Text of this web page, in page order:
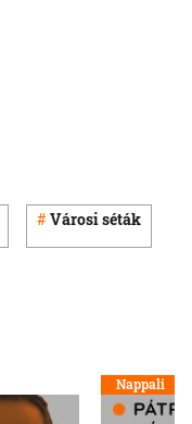
Városi séták
Nappali